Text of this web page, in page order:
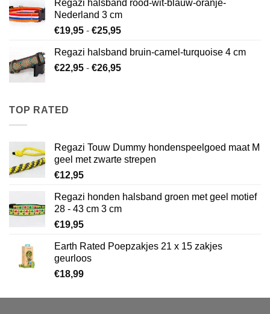
€26,95
Regazi halsband rood-wit-blauw-oranje-
Nederland 3 cm
€19,95 - €25,95Prijsklasse:
tot
€25,95
Regazi halsband bruin-camel-turquoise 4 cm
€22,95 - €26,95Prijsklasse:
TOP RATED
Regazi Touw Dummy hondenspeelgoed maat M
geel met zwarte strepen
€12,95
Regazi honden halsband groen met geel motief
28 - 43 cm 3 cm
€19,95
Earth Rated Poepzakjes 21 x 15 zakjes
geurloos
€18,99